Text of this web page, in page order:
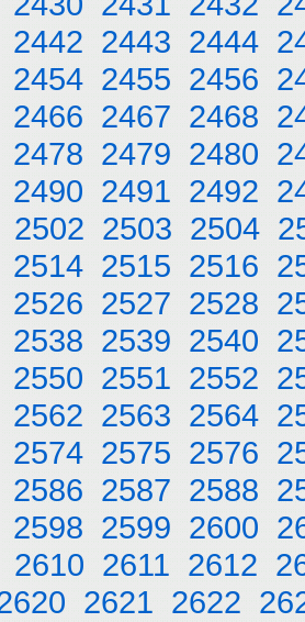
2442 2443 2444
2454 2455 2456
2466 2467 2468
2478 2479 2480
2490 2491 2492
2502 2503 2504
2514 2515 2516
2526 2527 2528
2538 2539 2540
2550 2551 2552
2562 2563 2564
2574 2575 2576
2586 2587 2588
2598 2599 2600
2610 2611 2612
2621 2622